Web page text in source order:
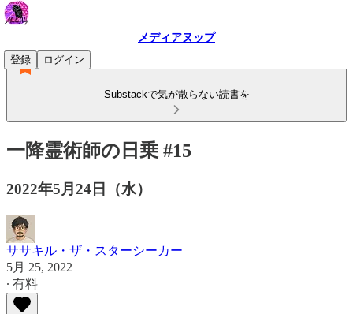
メディアヌップ
登録
ログイン
Substackで気が散らない読書を
一降霊術師の日乗 #15
2022年5月24日（水）
ササキル・ザ・スターシーカー
5月 25, 2022
∙ 有料